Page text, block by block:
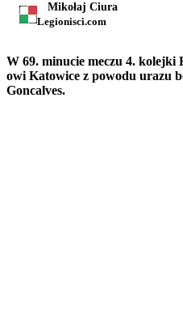
Mikołaj Ciura
Legionisci.com
W 69. minucie meczu 4.
owi Katowice z powodu urazu
Goncalves.